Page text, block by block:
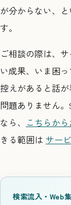
が分からない、
す。
ご相談の際は、
い成果、いま困
控えがあると話
問題ありません
なら、
こちらか
きる範囲は サー
検索流入・Web